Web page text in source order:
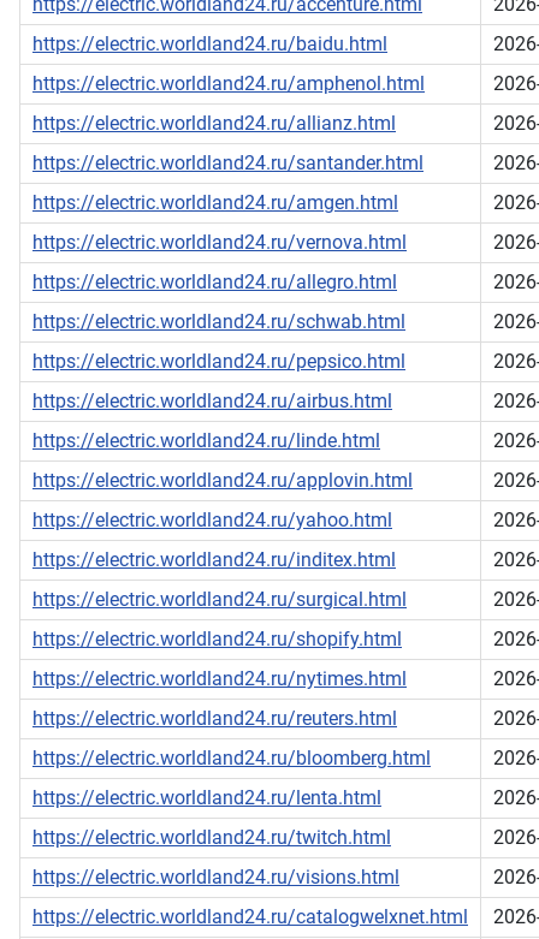
https://electric.worldland24.ru/baidu.html
https://electric.worldland24.ru/amphenol.html
https://electric.worldland24.ru/allianz.html
https://electric.worldland24.ru/santander.html
https://electric.worldland24.ru/amgen.html
https://electric.worldland24.ru/vernova.html
https://electric.worldland24.ru/allegro.html
https://electric.worldland24.ru/schwab.html
https://electric.worldland24.ru/pepsico.html
https://electric.worldland24.ru/airbus.html
https://electric.worldland24.ru/linde.html
https://electric.worldland24.ru/applovin.html
https://electric.worldland24.ru/yahoo.html
https://electric.worldland24.ru/inditex.html
https://electric.worldland24.ru/surgical.html
https://electric.worldland24.ru/shopify.html
https://electric.worldland24.ru/nytimes.html
https://electric.worldland24.ru/reuters.html
https://electric.worldland24.ru/bloomberg.html
https://electric.worldland24.ru/lenta.html
https://electric.worldland24.ru/twitch.html
https://electric.worldland24.ru/visions.html
https://electric.worldland24.ru/catalogwelxnet.html